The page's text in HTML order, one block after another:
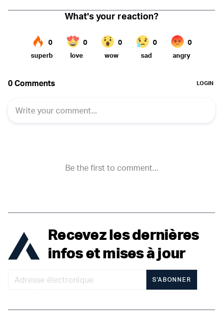
Recevez les dernières
infos et mises à jour
S'ABONNER